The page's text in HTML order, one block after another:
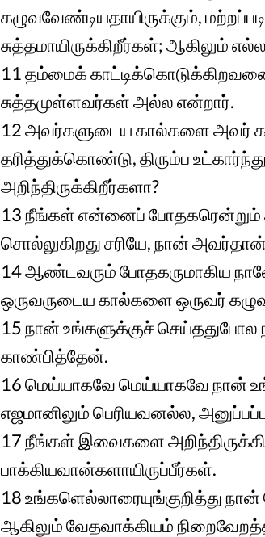
கழுவவேண்டியதாயிருக்கும்,
சுத்தமாயிருக்கிறீர்கள்; ஆகிலும்
11தம்மைக்
சுத்தமுள்ளவர்கள் அல்ல என்றார்.
12அவர்களுடைய கால்களை அவர்
தரித்துக்கொண்டு, திரும்ப
அறிந்திருக்கிறீர்களா?
13நீங்கள் என்னைப்
சொல்லுகிறது சரியே, நான்
14ஆண்டவரும் போதகருமாகிய
ஒருவருடைய கால்களை ஒருவர்
15நான் உங்களுக்குச் செய்ததுபோல
காண்பித்தேன்.
16மெய்யாகவே மெய்யாகவே நான்
எஜமானிலும் பெரியவனல்ல,
17நீங்கள் இவைகளை
பாக்கியவான்களாயிருப்பீர்கள்.
18உங்களெல்லாரையுங்குறித்து
ஆகிலும் வேதவாக்கியம்